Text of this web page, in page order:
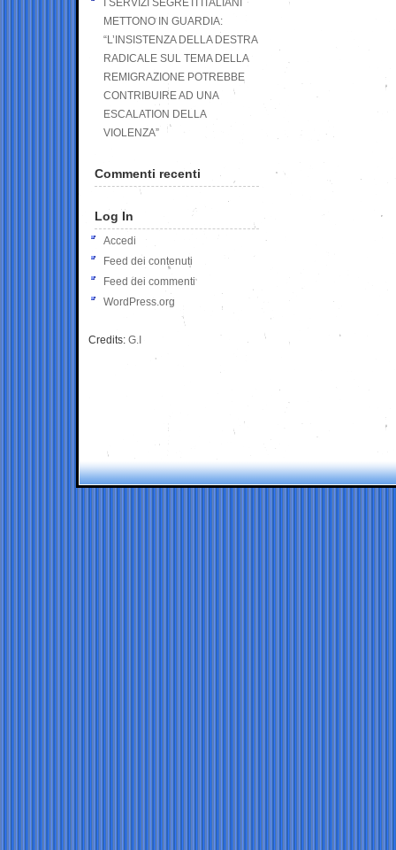
I SERVIZI SEGRETI ITALIANI
METTONO IN GUARDIA:
“L’INSISTENZA DELLA DESTRA
RADICALE SUL TEMA DELLA
REMIGRAZIONE POTREBBE
CONTRIBUIRE AD UNA
ESCALATION DELLA
VIOLENZA”
Commenti recenti
Log In
Accedi
Feed dei contenuti
Feed dei commenti
WordPress.org
Credits: G.I